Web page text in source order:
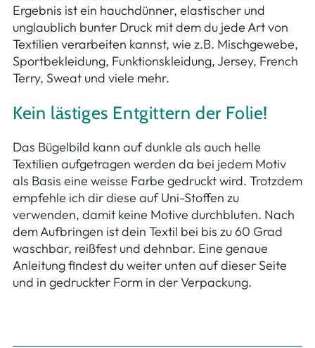
Ergebnis ist ein hauchdünner, elastischer und
unglaublich bunter Druck mit dem du jede Art von
Textilien verarbeiten kannst, wie z.B. Mischgewebe,
Sportbekleidung, Funktionskleidung, Jersey, French
Terry, Sweat und viele mehr.
Kein lästiges Entgittern der Folie!
Das Bügelbild kann auf dunkle als auch helle
Textilien aufgetragen werden da bei jedem Motiv
als Basis eine weisse Farbe gedruckt wird. Trotzdem
empfehle ich dir diese auf Uni-Stoffen zu
verwenden, damit keine Motive durchbluten. Nach
dem Aufbringen ist dein Textil bei bis zu 60 Grad
waschbar, reißfest und dehnbar. Eine genaue
Anleitung findest du weiter unten auf dieser Seite
und in gedruckter Form in der Verpackung.